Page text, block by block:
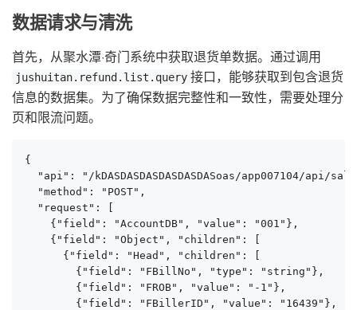
数据请求与清洗
首先，从聚水潭·奇门系统中获取退货单数据。通过调用
jushuitan.refund.list.query 接口，能够获取到包含退货
信息的数据集。为了确保数据完整性和一致性，需要处理分
页和限流问题。
{
"api": "/kDASDASDASDASDASDASoas/app007104/api/
  "method": "POST",
  "request": [
    {"field": "AccountDB", "value": "001"},
    {"field": "Object", "children": [
      {"field": "Head", "children": [
        {"field": "FBillNo", "type": "string"},
        {"field": "FROB", "value": "-1"},
        {"field": "FBillerID", "value": "16439"},